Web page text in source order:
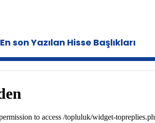
En son Yazılan Hisse Başlıkları